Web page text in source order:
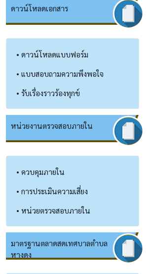
ดาวน์โหลดเอกสาร
• ดาวน์โหลดแบบฟอร์ม
• แบบสอบถามความพึงพอใจ
• รับเรื่องราวร้องทุกข์
หน่วยงานตรวจสอบภายใน
• ควบคุมภายใน
• การประเมินความเสี่ยง
• หน่วยตรวจสอบภายใน
มาตรฐานตลาดสดเทศบาลตำบล
หางดง